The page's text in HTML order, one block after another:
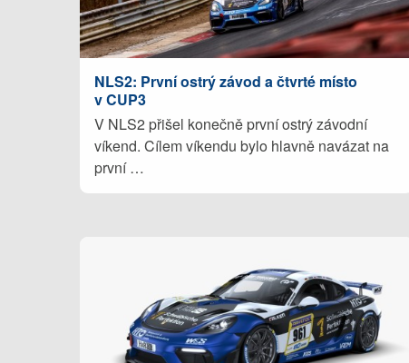
NLS2: První ostrý závod a čtvrté místo
v CUP3
V NLS2 přišel konečně první ostrý závodní
víkend. Cílem víkendu bylo hlavně navázat na
první …